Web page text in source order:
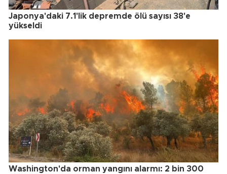
Japonya'daki 7.1'lik depremde ölü sayısı 38'e
yükseldi
Washington'da orman yangını alarmı: 2 bin 300